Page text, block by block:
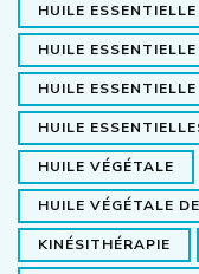
HUILE
HUILE
HUILE
HUILE
HUILE VÉGÉTALE
HUILE VÉGÉTALE
KINÉSITHÉRAPIE